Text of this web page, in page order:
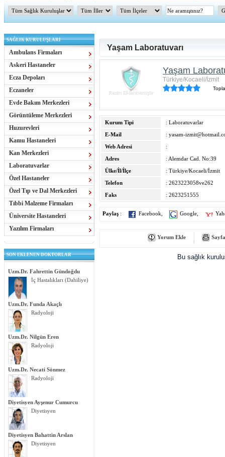
Sağlık TV - Video İletişim
SAĞLIK KURULUŞLARI
Ambulans Firmaları
Askeri Hastaneler
Ecza Depoları
Eczaneler
Evde Bakım Merkezleri
Görüntüleme Merkezleri
Huzurevleri
Kamu Hastaneleri
Kan Merkezleri
Laboratuvarlar
Özel Hastaneler
Özel Tıp ve Dal Merkezleri
Tıbbi Malzeme Firmaları
Üniversite Hastaneleri
Yazılım Firmaları
SON EKLENEN DOKTORLAR
Uzm.Dr. Fahrettin Gündoğdu
İç Hastalıkları (Dahiliye)
Uzm.Dr. Funda Akaçlı
Radyoloji
Uzm.Dr. Nilgün Eren
Radyoloji
Uzm.Dr. Necati Sönmez
Radyoloji
Diyetisyen Ayşenur Cumurcu
Diyetisyen
Diyetisyen Bahattin Arslan
Diyetisyen
Yaşam Laboratuvarı
Yaşam
Türkiye/Kocaeli/İzmit
Kurum Tipi
: Laboratuvarlar
E-Mail
: yasam-
Web Adresi
:
Adres
: Alemdar Cad. No:39
Ülke/İl/İlçe
: Türkiye/Kocaeli/İzmit
Telefon
: 2623223058ve262
Faks
: 2623251555
Paylaş : Facebook Google
Yorum Ekle
Bu sağlık